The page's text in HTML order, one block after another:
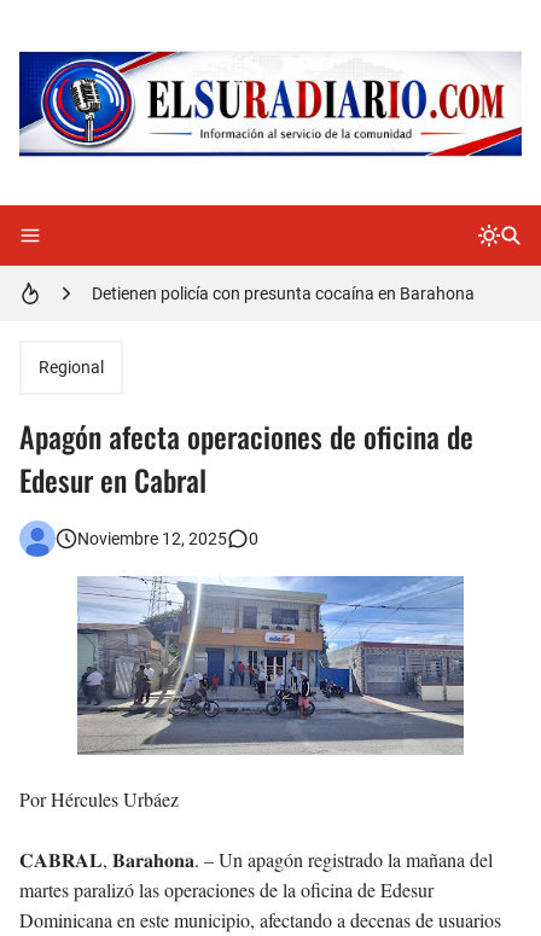
Doctora Magandys Cuevas maltrata pacientes en el Hospital de Cabral.
Detienen policía con presunta cocaína en Barahona
Regional
Apagón afecta operaciones de oficina de
Edesur en Cabral
Noviembre 12, 2025 0
Por Hércules Urbáez
𝐂𝐀𝐁𝐑𝐀𝐋, 𝐁𝐚𝐫𝐚𝐡𝐨𝐧𝐚. – Un apagón registrado la mañana del
martes paralizó las operaciones de la oficina de Edesur
Dominicana en este municipio, afectando a decenas de usuarios